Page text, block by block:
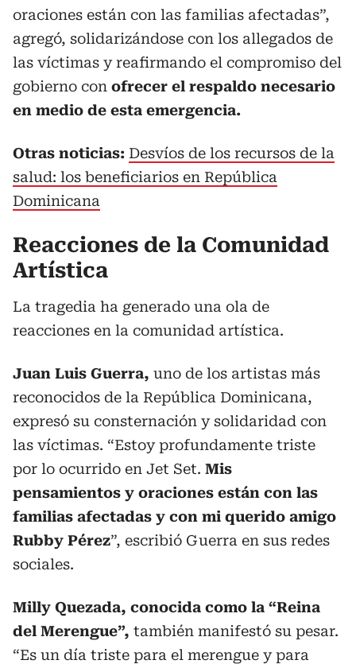
oraciones están con las familias afectadas”,
agregó, solidarizándose con los allegados de
las víctimas y reafirmando el compromiso del
gobierno con ofrecer el respaldo necesario
en medio de esta emergencia.
Otras noticias: Desvíos de los recursos de la
salud: los beneficiarios en República
Dominicana
Reacciones de la Comunidad
Artística
La tragedia ha generado una ola de
reacciones en la comunidad artística.
Juan Luis Guerra, uno de los artistas más
reconocidos de la República Dominicana,
expresó su consternación y solidaridad con
las víctimas. “Estoy profundamente triste
por lo ocurrido en Jet Set. Mis
pensamientos y oraciones están con las
familias afectadas y con mi querido amigo
Rubby Pérez”, escribió Guerra en sus redes
sociales.
Milly Quezada, conocida como la “Reina
del Merengue”, también manifestó su pesar.
“Es un día triste para el merengue y para